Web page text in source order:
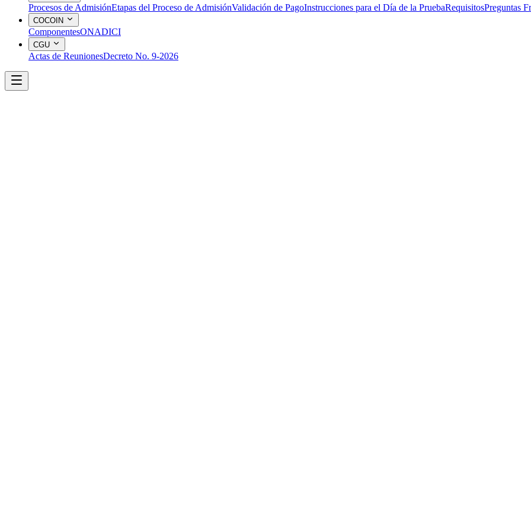
Procesos de AdmisiónEtapas del Proceso de AdmisiónValidación de PagoInstrucciones para el Día de la PruebaRequisitosPreguntas
COCOIN
ComponentesONADICI
CGU
Actas de ReunionesDecreto No. 9-2026